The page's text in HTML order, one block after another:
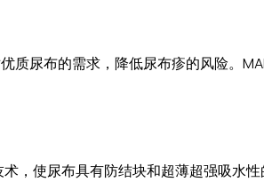
质尿布的需求，降低尿布疹的风险。
术，使尿布具有防结块和超薄超强吸水